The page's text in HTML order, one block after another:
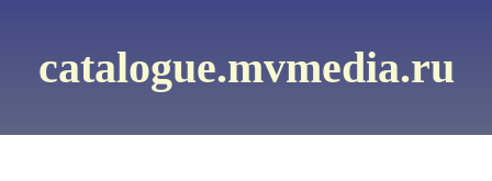
catalogue.mvmedia.ru